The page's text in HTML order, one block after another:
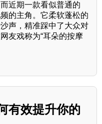
近期一款看似普通的
的主角。它柔软蓬松的
声，精准踩中了大众对
友戏称为“耳朵的按摩
有效提升你的